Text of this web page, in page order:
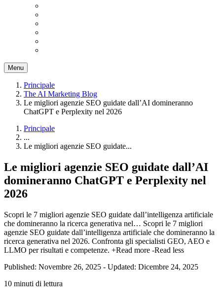
Menu
Principale
The AI Marketing Blog
Le migliori agenzie SEO guidate dall’AI domineranno
ChatGPT e Perplexity nel 2026
Principale
...
Le migliori agenzie SEO guidate...
Le migliori agenzie SEO guidate dall’AI
domineranno ChatGPT e Perplexity nel
2026
Scopri le 7 migliori agenzie SEO guidate dall’intelligenza artificiale
che domineranno la ricerca generativa nel… Scopri le 7 migliori
agenzie SEO guidate dall’intelligenza artificiale che domineranno la
ricerca generativa nel 2026. Confronta gli specialisti GEO, AEO e
LLMO per risultati e competenze. +Read more -Read less
Published: Novembre 26, 2025 - Updated: Dicembre 24, 2025
10 minuti di lettura